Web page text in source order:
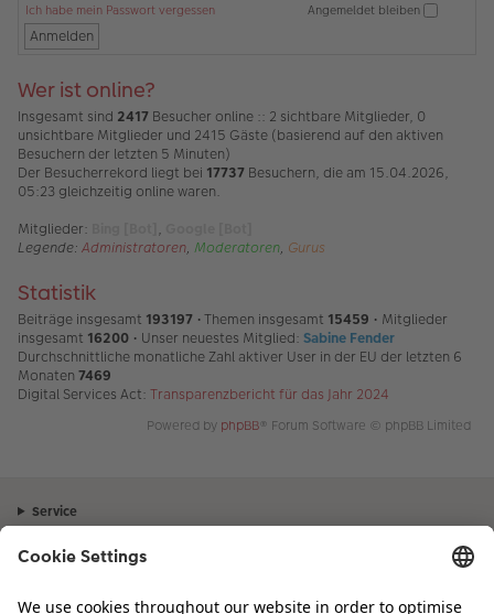
Ich habe mein Passwort vergessen Angemeldet bleiben
Wer ist online?
Insgesamt sind 2417 Besucher online :: 2 sichtbare Mitglieder, 0
unsichtbare Mitglieder und 2415 Gäste (basierend auf den aktiven
Besuchern der letzten 5 Minuten)
Der Besucherrekord liegt bei 17737 Besuchern, die am 15.04.2026,
05:23 gleichzeitig online waren.
Mitglieder:
,
Legende: Administratoren, Moderatoren, Gurus
Statistik
Beiträge insgesamt 193197 • Themen insgesamt 15459 • Mitglieder
insgesamt 16200 • Unser neuestes Mitglied: Sabine Fender
Durchschnittliche monatliche Zahl aktiver User in der EU der letzten 6
Monaten 7469
Digital Services Act: Transparenzbericht für das Jahr 2024
Powered by phpBB® Forum Software © phpBB Limited
Service